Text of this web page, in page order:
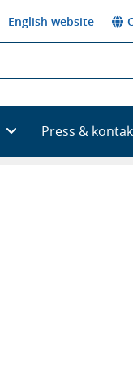
English website
Press &